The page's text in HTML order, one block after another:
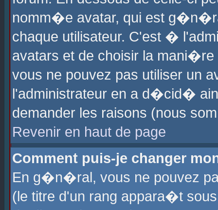
nomm�e avatar, qui est
chaque utilisateur. C'est �
avatars et de choisir la
vous ne pouvez pas utiliser un
l'administrateur en a d�cid�
demander les raisons (nous
Revenir en haut de page
Comment puis-je changer
En g�n�ral, vous ne pouvez
(le titre d'un rang appara�t